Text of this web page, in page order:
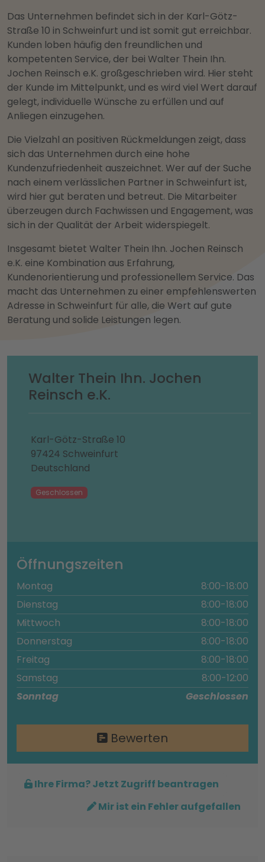
Das Unternehmen befindet sich in der Karl-Götz-
Straße 10 in Schweinfurt und ist somit gut erreichbar.
Kunden loben häufig den freundlichen und
kompetenten Service, der bei Walter Thein Ihn.
Jochen Reinsch e.K. großgeschrieben wird. Hier steht
der Kunde im Mittelpunkt, und es wird viel Wert darauf
gelegt, individuelle Wünsche zu erfüllen und auf
Anliegen einzugehen.
Die Vielzahl an positiven Rückmeldungen zeigt, dass
sich das Unternehmen durch eine hohe
Kundenzufriedenheit auszeichnet. Wer auf der Suche
nach einem verlässlichen Partner in Schweinfurt ist,
wird hier gut beraten und betreut. Die Mitarbeiter
überzeugen durch Fachwissen und Engagement, was
sich in der Qualität der Arbeit widerspiegelt.
Insgesamt bietet Walter Thein Ihn. Jochen Reinsch
e.K. eine Kombination aus Erfahrung,
Kundenorientierung und professionellem Service. Das
macht das Unternehmen zu einer empfehlenswerten
Adresse in Schweinfurt für alle, die Wert auf gute
Beratung und solide Leistungen legen.
Walter Thein Ihn. Jochen
Reinsch e.K.
Karl-Götz-Straße 10
97424 Schweinfurt
Deutschland
Geschlossen
Öffnungszeiten
Montag
8:00-18:00
Dienstag
8:00-18:00
Mittwoch
8:00-18:00
Donnerstag
8:00-18:00
Freitag
8:00-18:00
Samstag
8:00-12:00
Sonntag
Geschlossen
Bewerten
Ihre Firma? Jetzt Zugriff beantragen
Mir ist ein Fehler aufgefallen